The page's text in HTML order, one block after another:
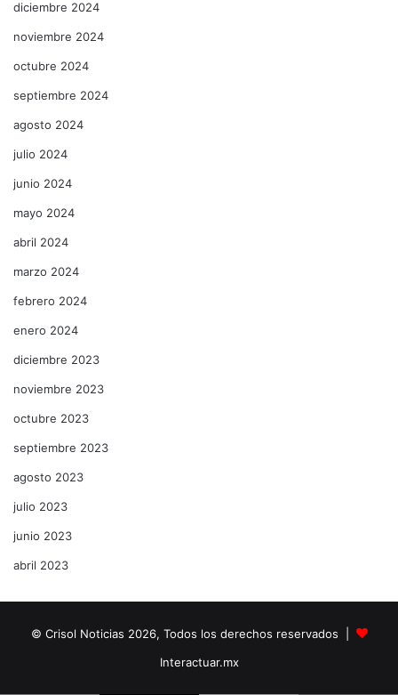
diciembre 2024
noviembre 2024
octubre 2024
septiembre 2024
agosto 2024
julio 2024
junio 2024
mayo 2024
abril 2024
marzo 2024
febrero 2024
enero 2024
diciembre 2023
noviembre 2023
octubre 2023
septiembre 2023
agosto 2023
julio 2023
junio 2023
abril 2023
© Crisol Noticias 2026, Todos los derechos reservados |
Interactuar.mx